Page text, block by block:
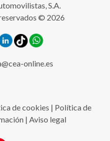
S.A.
© 2026
online.es
de cookies | Política de
| Aviso legal